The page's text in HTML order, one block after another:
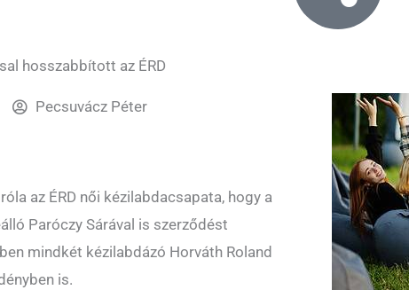
hosszabbított az ÉRD
Pecsuvácz Péter
az ÉRD női kézilabdacsapata, hogy a
Paróczy Sárával is szerződést
mindkét kézilabdázó Horváth Roland
is.